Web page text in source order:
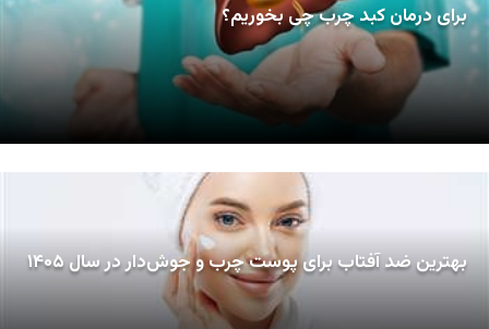
برای درمان کبد چرب چی بخوریم؟
بهترین ضد آفتاب برای پوست چرب و جوش‌دار در سال ۱۴۰۵